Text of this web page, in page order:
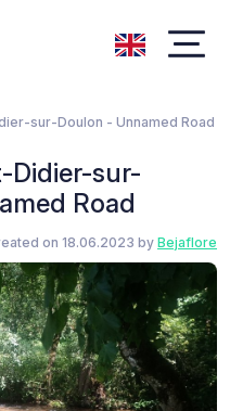
sur-Doulon - Unnamed Road
Didier-sur-
Road
on 18.06.2023 byBejaflore